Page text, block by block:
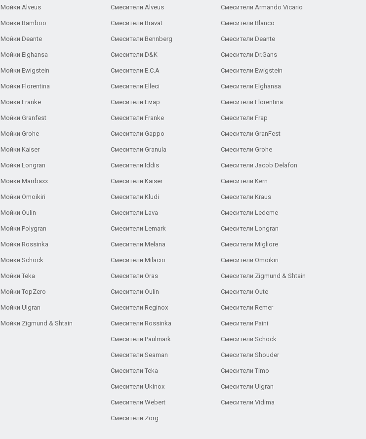
Мойки Alveus
Мойки Bamboo
Мойки Deante
Мойки Elghansa
Мойки Ewigstein
Мойки Florentina
Мойки Franke
Мойки Granfest
Мойки Grohe
Мойки Kaiser
Мойки Longran
Мойки Marrbaxx
Мойки Omoikiri
Мойки Oulin
Мойки Polygran
Мойки Rossinka
Мойки Schock
Мойки Teka
Мойки TopZero
Мойки Ulgran
Мойки Zigmund & Shtain
Смесители Alveus Смесители Armando Vicario
Смесители Bravat Смесители Blanco
Смесители Bennberg Смесители Deante
Смесители D&K Смесители Dr.Gans
Смесители E.C.A Cмесители Ewigstein
Смесители Elleci Смесители Elghansa
Смесители Емар Смесители Florentina
Смесители Franke Смесители Frap
Смесители Gappo Смесители GranFest
Смесители Granula Смесители Grohe
Смесители Iddis Смесители Jacob Delafon
Смесители Kaiser Смесители Kern
Смесители Kludi Смесители Kraus
Смесители Lava Смесители Ledeme
Смесители Lemark Смесители Longran
Смесители Melana Смесители Migliore
Смесители Milacio Смесители Omoikiri
Смесители Oras Смесители Zigmund & Shtain
Смесители Oulin Смесители Oute
Смесители Reginox Смесители Remer
Смесители Rossinka Смесители Paini
Смесители Paulmark Смесители Schock
Смесители Seaman Смесители Shouder
Смесители Teka Смесители Timo
Смесители Ukinox Смесители Ulgran
Смесители Webert Смесители Vidima
Смесители Zorg